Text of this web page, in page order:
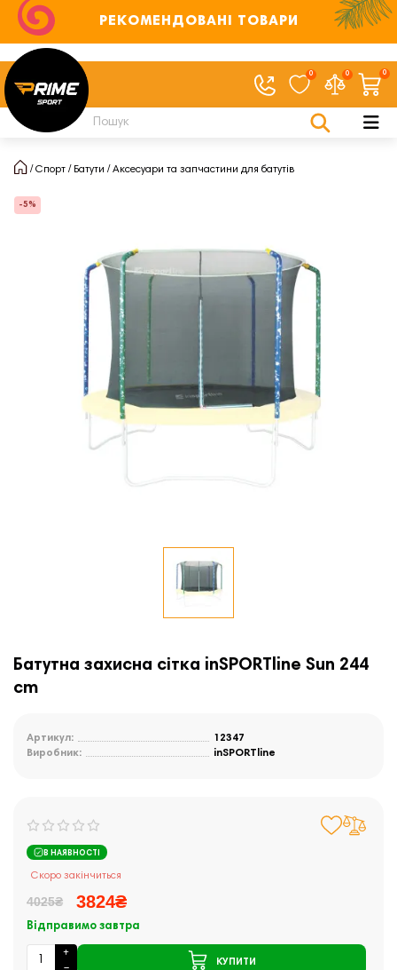
РЕКОМЕНДОВАНІ ТОВАРИ
0 0 0
Спорт Батути Аксесуари та запчастини для батутів
-5%
Батутна захисна сітка inSPORTline Sun 244
cm
Артикул:
12347
Виробник:
inSPORTline
В НАЯВНОСТІ
Скоро закінчиться
4025₴ 3824₴
Відправимо завтра
КУПИТИ